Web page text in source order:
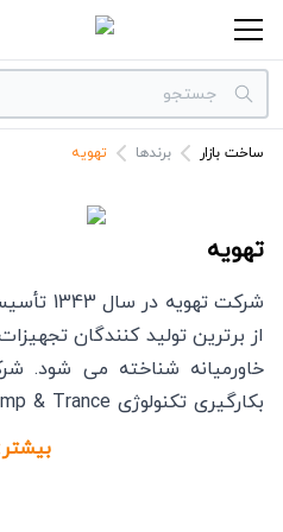
دسته بندی‌ها
ساخت بازار برندها تهویه
تهویه
شرکت
از برترین تولید کنندگان
خاورمیانه شناخته می شود.
بیشتر